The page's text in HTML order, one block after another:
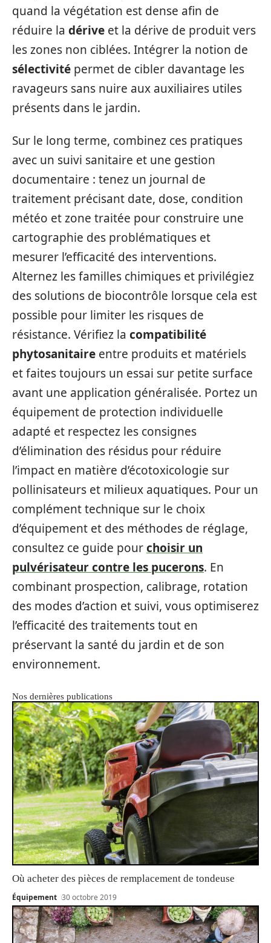
quand la végétation est dense afin de
réduire la dérive et la dérive de produit vers
les zones non ciblées. Intégrer la notion de
sélectivité permet de cibler davantage les
ravageurs sans nuire aux auxiliaires utiles
présents dans le jardin.
Sur le long terme, combinez ces pratiques
avec un suivi sanitaire et une gestion
documentaire : tenez un journal de
traitement précisant date, dose, condition
météo et zone traitée pour construire une
cartographie des problématiques et
mesurer l’efficacité des interventions.
Alternez les familles chimiques et privilégiez
des solutions de biocontrôle lorsque cela est
possible pour limiter les risques de
résistance. Vérifiez la compatibilité
phytosanitaire entre produits et matériels
et faites toujours un essai sur petite surface
avant une application généralisée. Portez un
équipement de protection individuelle
adapté et respectez les consignes
d’élimination des résidus pour réduire
l’impact en matière d’écotoxicologie sur
pollinisateurs et milieux aquatiques. Pour un
complément technique sur le choix
d’équipement et des méthodes de réglage,
consultez ce guide pourchoisir un
pulvérisateur contre les pucerons. En
combinant prospection, calibrage, rotation
des modes d’action et suivi, vous optimiserez
l’efficacité des traitements tout en
préservant la santé du jardin et de son
environnement.
Nos dernières publications
Où acheter des pièces de remplacement de tondeuse
Équipement 30 octobre 2019